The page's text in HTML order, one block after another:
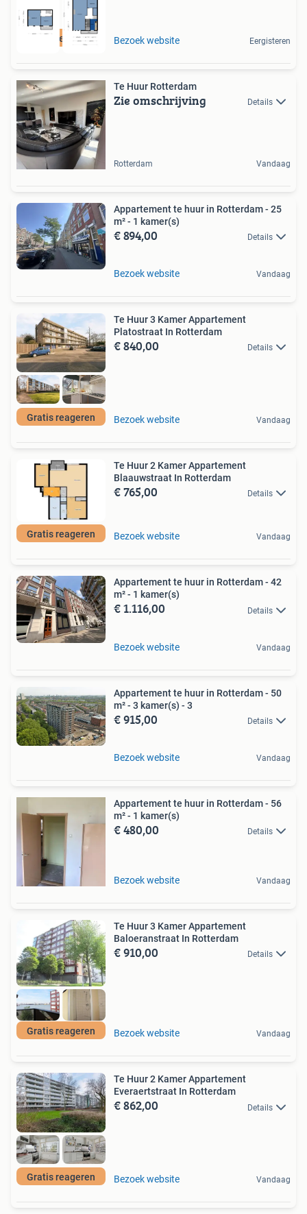
Gratis reageren Bezoek website Eergisteren
Te Huur Rotterdam
Zie omschrijving Details
Rotterdam Vandaag
Appartement te huur in Rotterdam - 25
m² - 1 kamer(s)
€ 894,00 Details
Bezoek website Vandaag
Gratis reageren
Te Huur 3 Kamer Appartement
Platostraat In Rotterdam
€ 840,00 Details
Bezoek website Vandaag
Gratis reageren
Te Huur 2 Kamer Appartement
Blaauwstraat In Rotterdam
€ 765,00 Details
Bezoek website Vandaag
Appartement te huur in Rotterdam - 42
m² - 1 kamer(s)
€ 1.116,00 Details
Bezoek website Vandaag
Appartement te huur in Rotterdam - 50
m² - 3 kamer(s) - 3
€ 915,00 Details
Bezoek website Vandaag
Appartement te huur in Rotterdam - 56
m² - 1 kamer(s)
€ 480,00 Details
Bezoek website Vandaag
Gratis reageren
Te Huur 3 Kamer Appartement
Baloeranstraat In Rotterdam
€ 910,00 Details
Bezoek website Vandaag
Gratis reageren
Te Huur 2 Kamer Appartement
Everaertstraat In Rotterdam
€ 862,00 Details
Bezoek website Vandaag